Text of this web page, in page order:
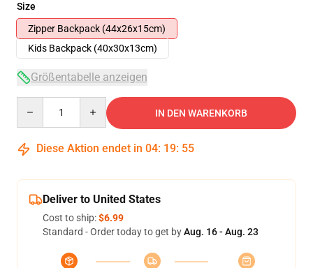
Size
Zipper Backpack (44x26x15cm)
Kids Backpack (40x30x13cm)
Größentabelle anzeigen
IN DEN WARENKORB
Diese Aktion endet in 04: 19: 54
Deliver to United States
Cost to ship:$6.99
Standard - Order today to get byAug. 16 - Aug. 23